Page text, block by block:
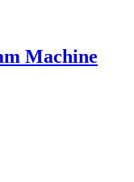
Machine